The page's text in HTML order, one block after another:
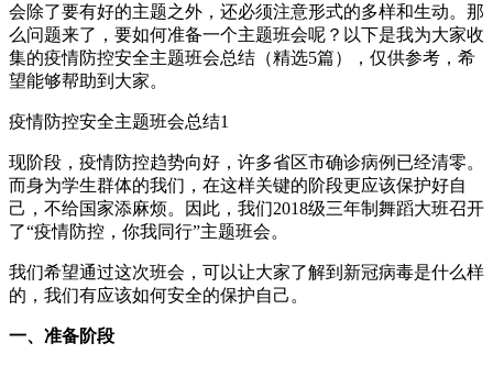
会除了要有好的主题之外，还必须注意形式的多样和生动。那
么问题来了，要如何准备一个主题班会呢？以下是我为大家收
集的疫情防控安全主题班会总结（精选5篇），仅供参考，希
望能够帮助到大家。
疫情防控安全主题班会总结1
现阶段，疫情防控趋势向好，许多省区市确诊病例已经清零。
而身为学生群体的我们，在这样关键的阶段更应该保护好自
己，不给国家添麻烦。因此，我们2018级三年制舞蹈大班召开
了“疫情防控，你我同行”主题班会。
我们希望通过这次班会，可以让大家了解到新冠病毒是什么样
的，我们有应该如何安全的保护自己。
一、准备阶段